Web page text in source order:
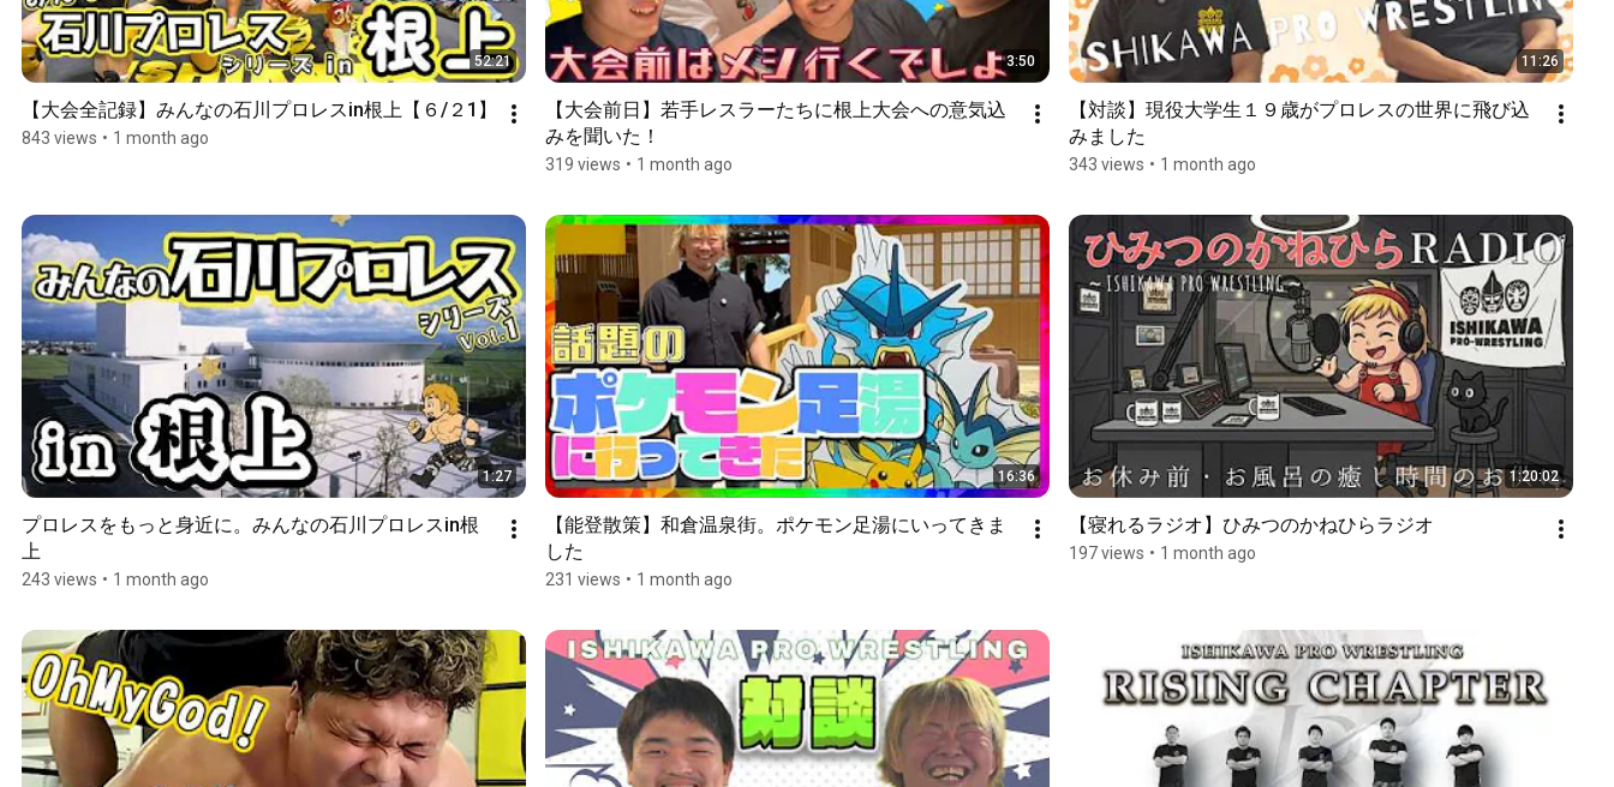
52:21
【大会全記録】みんなの石川プロレスin根上【６/２1】
843 views • 1 month ago
3:50
【大会前日】若手レスラーたちに根上大会への意気込
みを聞いた！
319 views • 1 month ago
11:26
【対談】現役大学生１９歳がプロレスの世界に飛び込
みました
343 views • 1 month ago
1:27
プロレスをもっと身近に。みんなの石川プロレスin根
上
243 views • 1 month ago
16:36
【能登散策】和倉温泉街。ポケモン足湯にいってきま
した
231 views • 1 month ago
1:20:02
【寝れるラジオ】ひみつのかねひらラジオ
197 views • 1 month ago